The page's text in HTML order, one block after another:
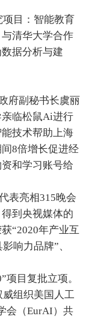
目：智能教育
清华大学合作
据分析与建
府副秘书长虞丽
临松鼠Ai进行
技术帮助上海
8倍增长促进经
和学习账号给
表亮相315晚会
到央视媒体的
“2020年产业互
响力品牌”、
项目复批立项。
组织美国人工
会（EurAI）共